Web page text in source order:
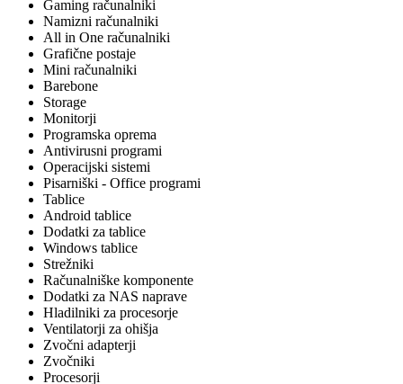
Gaming računalniki
Namizni računalniki
All in One računalniki
Grafične postaje
Mini računalniki
Barebone
Storage
Monitorji
Programska oprema
Antivirusni programi
Operacijski sistemi
Pisarniški - Office programi
Tablice
Android tablice
Dodatki za tablice
Windows tablice
Strežniki
Računalniške komponente
Dodatki za NAS naprave
Hladilniki za procesorje
Ventilatorji za ohišja
Zvočni adapterji
Zvočniki
Procesorji